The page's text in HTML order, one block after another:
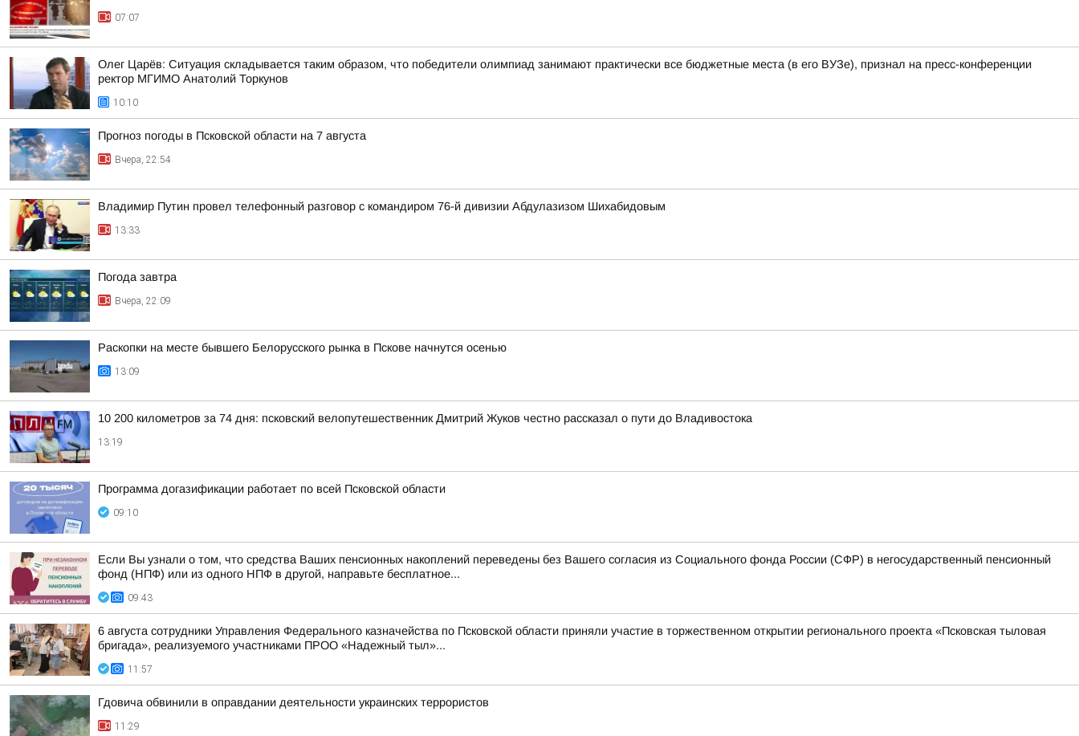
07:07
Олег Царёв: Ситуация складывается таким образом, что победители олимпиад занимают практически все бюджетные места (в его ВУЗе), признал на пресс-конференции
ректор МГИМО Анатолий Торкунов
10:10
Прогноз погоды в Псковской области на 7 августа
Вчера, 22:54
Владимир Путин провел телефонный разговор с командиром 76-й дивизии Абдулазизом Шихабидовым
13:33
Погода завтра
Вчера, 22:09
Раскопки на месте бывшего Белорусского рынка в Пскове начнутся осенью
13:09
10 200 километров за 74 дня: псковский велопутешественник Дмитрий Жуков честно рассказал о пути до Владивостока
13:19
Программа догазификации работает по всей Псковской области
09:10
Если Вы узнали о том, что средства Ваших пенсионных накоплений переведены без Вашего согласия из Социального фонда России (СФР) в негосударственный пенсионный
фонд (НПФ) или из одного НПФ в другой, направьте бесплатное...
09:43
6 августа сотрудники Управления Федерального казначейства по Псковской области приняли участие в торжественном открытии регионального проекта «Псковская тыловая
бригада», реализуемого участниками ПРОО «Надежный тыл»...
11:57
Гдовича обвинили в оправдании деятельности украинских террористов
11:29